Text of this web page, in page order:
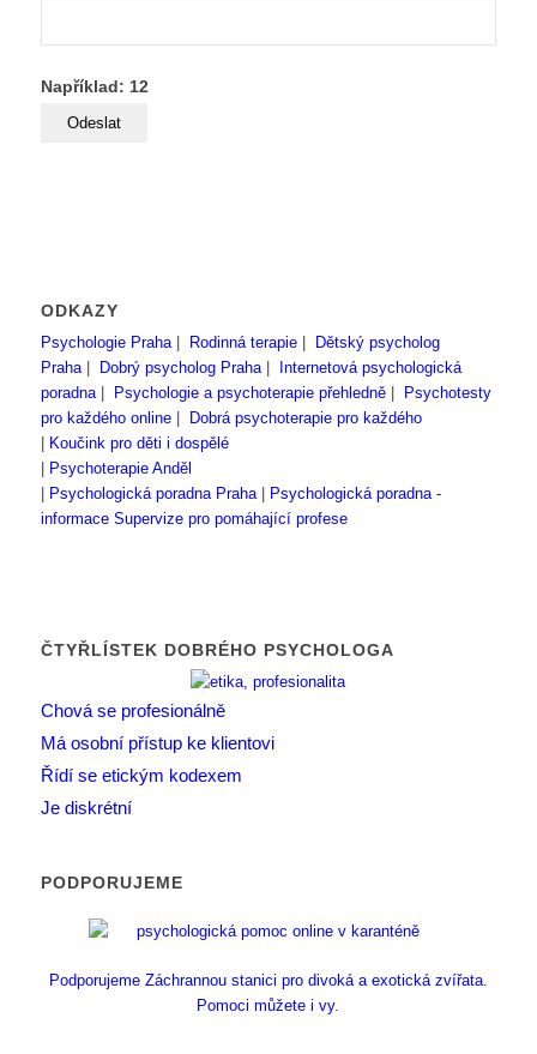
Například: 12
ODKAZY
Psychologie Praha| Rodinná terapie|
Dětský psycholog
Praha| Dobrý psycholog Praha|
Internetová psychologická
poradna| Psychologie a psychoterapie přehledně|
Psychotesty
pro každého online|
Dobrá psychoterapie pro každého
Koučink pro děti i dospělé
Psychoterapie Anděl
Psychologická poradna Praha|
Psychologická poradna -
informace Supervize pro pomáhající profese
ČTYŘLÍSTEK DOBRÉHO PSYCHOLOGA
Chová se profesionálně
Má osobní přístup ke klientovi
Řídí se etickým kodexem
Je diskrétní
PODPORUJEME
Podporujeme Záchrannou stanici pro divoká a exotická zvířata.
Pomoci můžete i vy.